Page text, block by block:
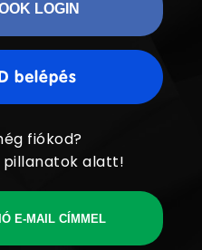
LOGIN
fiókod?
pillanatok alatt!
E-MAIL CÍMMEL